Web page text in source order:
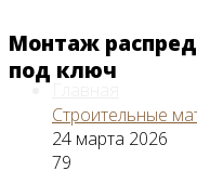
Монтаж
под ключ
Строительные
24 марта 2026
79